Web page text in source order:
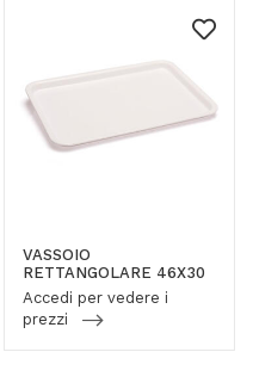
VASSOIO
RETTANGOLARE 46X30
Accedi per vedere i
prezzi